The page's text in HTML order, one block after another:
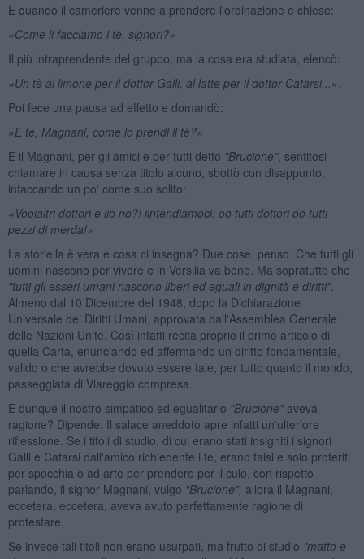
E quando il cameriere venne a prendere l'ordinazione e chiese:
«Come li facciamo i tè , signori?»
Il più intraprendente del gruppo, ma la cosa era studiata, elencò:
«Un tè al limone per il dottor Galli, al latte per il dottor Catarsi...»
Poi fece una pausa ad effetto e domandò:
«E te, Magnani, come lo prendi il tè?»
E il Magnani, per gli amici e per tutti detto "Brucione", sentitosi
chiamare in causa senza titolo alcuno, sbottò con disappunto,
intaccando un po' come suo solito:
«Vooialtri dottori e iio no?! iintendiamoci: oo tutti dottori oo tutti
pezzi di merda!»
La storiella è vera e cosa ci insegna? Due cose, penso. Che tutti gli
uomini nascono per vivere e in Versilia va bene. Ma sopratutto che
"tutti gli esseri umani nascono liberi ed eguali in dignità e diritti".
Almeno dal 10 Dicembre del 1948, dopo la Dichiarazione
Universale dei Diritti Umani, approvata dall'Assemblea Generale
delle Nazioni Unite. Così infatti recita proprio il primo articolo di
quella Carta, enunciando ed affermando un diritto fondamentale,
valido o che avrebbe dovuto essere tale, per tutto quanto il mondo,
passeggiata di Viareggio compresa.
E dunque il nostro simpatico ed egualitario "Brucione"aveva
ragione? Dipende. Il salace aneddoto apre infatti un'ulteriore
riflessione. Se i titoli di studio, di cui erano stati insigniti i signori
Galli e Catarsi dall'amico richiedente i tè, erano falsi e solo proferiti
per spocchia o ad arte per prendere per il culo, con rispetto
parlando, il signor Magnani, vulgo "Brucione", allora il Magnani,
eccetera, eccetera, aveva avuto perfettamente ragione di
protestare.
Se invece tali titoli non erano usurpati, ma frutto di studio "matto e